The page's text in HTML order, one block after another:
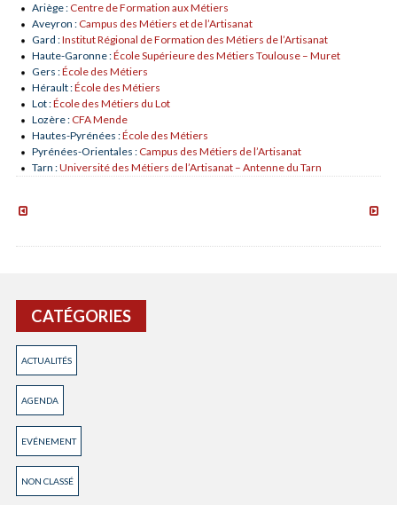
Ariège : Centre de Formation aux Métiers
Aveyron : Campus des Métiers et de l’Artisanat
Gard :Institut Régional de Formation des Métiers de l’Artisanat
Haute-Garonne :École Supérieure des Métiers Toulouse – Muret
Gers :École des Métiers
Hérault :École des Métiers
Lot :École des Métiers du Lot
Lozère : CFA Mende
Hautes-Pyrénées :École des Métiers
Pyrénées-Orientales : Campus des Métiers de l’Artisanat
Tarn :Université des Métiers de l’Artisanat – Antenne du Tarn
CATÉGORIES
ACTUALITÉS
AGENDA
EVÉNEMENT
NON CLASSÉ